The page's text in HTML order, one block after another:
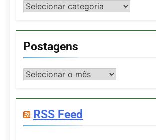
Categorias
Postagens
Postagens
RSS Feed